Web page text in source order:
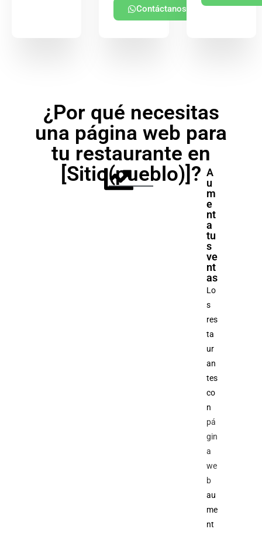
Contáctanos
¿Por qué necesitas
una página web para
tu restaurante en
[Sitio(pueblo)]? A
u
m
e
nt
a
tu
s
ve
nt
as
Lo
s
res
ta
ur
an
tes
co
n
pá
gin
a
we
b
au
me
nt